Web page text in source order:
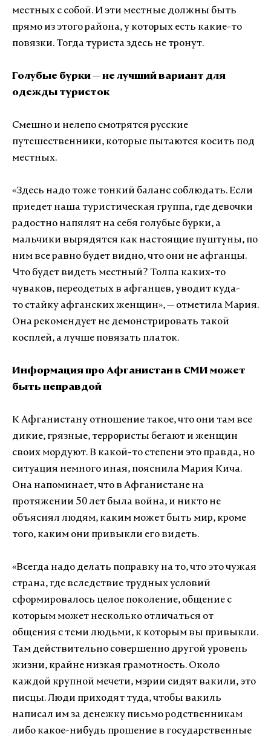
местных с собой. И эти местные должны быть
прямо из этого района, у которых есть какие-то
повязки. Тогда туриста здесь не тронут.
Голубые бурки — не лучший вариант для
одежды туристок
Смешно и нелепо смотрятся русские
путешественники, которые пытаются косить под
местных.
«Здесь надо тоже тонкий баланс соблюдать. Если
приедет наша туристическая группа, где девочки
радостно напялят на себя голубые бурки, а
мальчики вырядятся как настоящие пуштуны, по
ним все равно будет видно, что они не афганцы.
Что будет видеть местный? Толпа каких-то
чуваков, переодетых в афганцев, уводит куда-
то стайку афганских женщин», — отметила Мария.
Она рекомендует не демонстрировать такой
косплей, а лучше повязать платок.
Информация про Афганистан в СМИ может
быть неправдой
К Афганистану отношение такое, что они там все
дикие, грязные, террористы бегают и женщин
своих мордуют. В какой-то степени это правда, но
ситуация немного иная, пояснила Мария Кича.
Она напоминает, что в Афганистане на
протяжении 50 лет была война, и никто не
объяснял людям, каким может быть мир, кроме
того, каким они привыкли его видеть.
«Всегда надо делать поправку на то, что это чужая
страна, где вследствие трудных условий
сформировалось целое поколение, общение с
которым может несколько отличаться от
общения с теми людьми, к которым вы привыкли.
Там действительно совершенно другой уровень
жизни, крайне низкая грамотность. Около
каждой крупной мечети, мэрии сидят вакили, это
писцы. Люди приходят туда, чтобы вакиль
написал им за денежку письмо родственникам
либо какое-нибудь прошение в государственные